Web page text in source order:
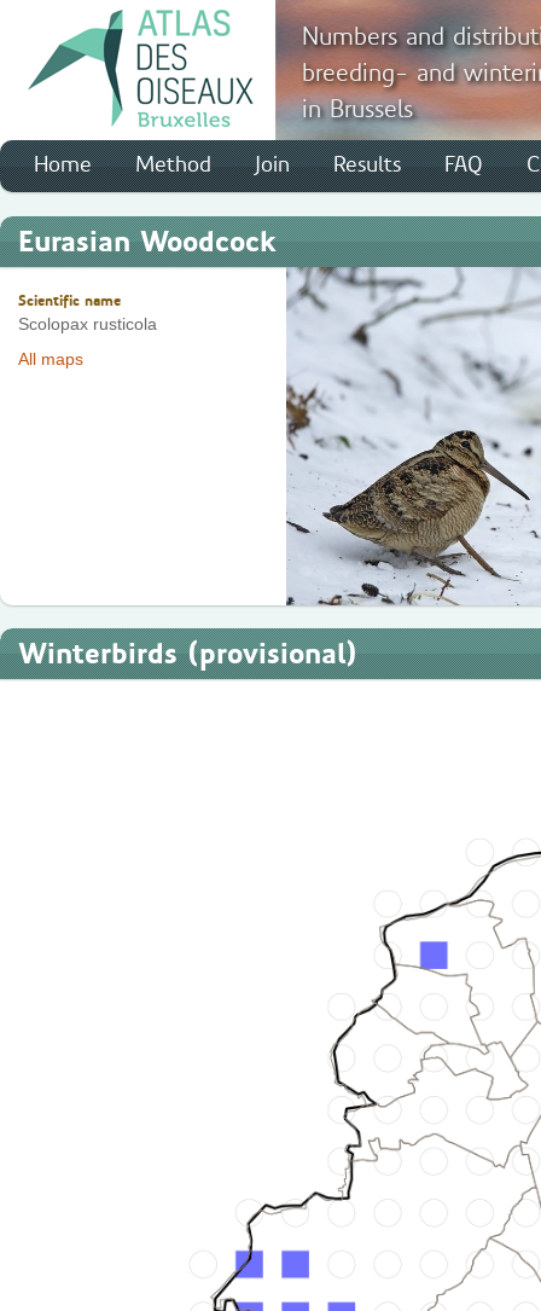
Numbers and
breeding- and
in Brussels
Home Method Join Results FAQ
Eurasian Woodcock
Scientific name
Scolopax rusticola
All maps
Winterbirds (provisional)